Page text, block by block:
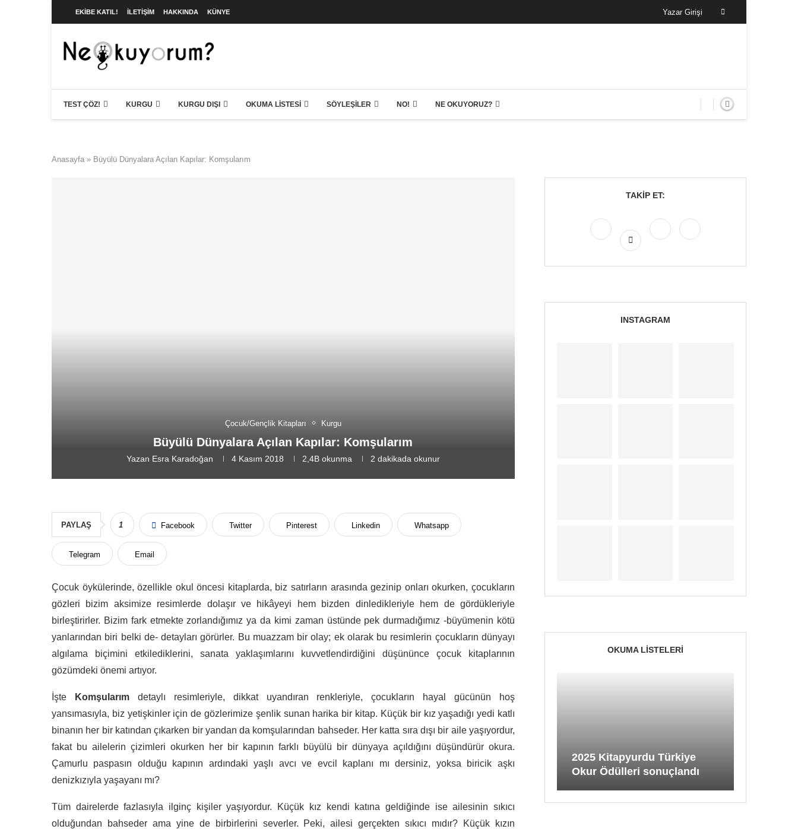
EKIBE KATIL! İLETIŞIM HAKKINDA KÜNYE Yazar Girişi
TEST ÇÖZ! KURGU KURGU DIŞI OKUMA LISTESI SÖYLEŞILER NO! NE OKUYORUZ?
Anasayfa » Büyülü Dünyalara Açılan Kapılar: Komşularım
Çocuk/Gençlik Kitapları Kurgu
Büyülü Dünyalara Açılan Kapılar: Komşularım
Yazan Esra Karadoğan 4 Kasım 2018 2,4Bokunma 2 dakikada okunur
PAYLAŞ 1 Facebook Twitter Pinterest Linkedin Whatsapp
Telegram Email
Çocuk öykülerinde, özellikle okul öncesi kitaplarda, biz satırların arasında gezinip onları okurken, çocukların
gözleri bizim aksimize resimlerde dolaşır ve hikâyeyi hem bizden dinledikleriyle hem de gördükleriyle
birleştirirler. Bizim fark etmekte zorlandığımız ya da kimi zaman üstünde pek durmadığımız -büyümenin kötü
yanlarından biri belki de- detayları görürler. Bu muazzam bir olay; ek olarak bu resimlerin çocukların dünyayı
algılama biçimini etkilediklerini, sanata yaklaşımlarını kuvvetlendirdiğini düşününce çocuk kitaplarının
gözümdeki önemi artıyor.
İşte Komşularımdetaylı resimleriyle, dikkat uyandıran renkleriyle, çocukların hayal gücünün hoş
yansımasıyla, biz yetişkinler için de gözlerimize şenlik sunan harika bir kitap. Küçük bir kız yaşadığı yedi katlı
binanın her bir katından çıkarken bir yandan da komşularından bahseder. Her katta sıra dışı bir aile yaşıyordur,
fakat bu ailelerin çizimleri okurken her bir kapının farklı büyülü bir dünyaya açıldığını düşündürür okura.
Çamurlu paspasın olduğu kapının ardındaki yaşlı avcı ve evcil kaplanı mı dersiniz, yoksa biricik aşkı
denizkızıyla yaşayanı mı?
Tüm dairelerde fazlasıyla ilginç kişiler yaşıyordur. Küçük kız kendi katına geldiğinde ise ailesinin sıkıcı
olduğundan bahseder ama yine de birbirlerini severler. Peki, ailesi gerçekten sıkıcı mıdır? Küçük kızın
TAKIP ET:
INSTAGRAM
OKUMA LISTELERI
2025 Kitapyurdu Türkiye
Okur Ödülleri sonuçlandı